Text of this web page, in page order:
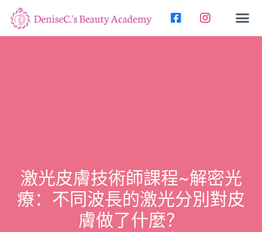
激光皮膚技術師課程~解密光
療：不同波長的激光分別對皮
膚做了什麼？